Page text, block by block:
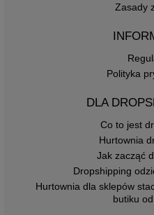
Zasady
Polityka
DLA
Co to jest
Hurtownia
Jak zacząć
Dropshipping
Hurtownia dla sklepów
butiku